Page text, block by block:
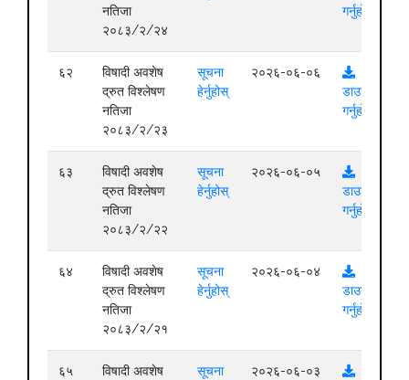
नतिजा
२०८३/२/२४
गर्नुहोस्
६२
विषादी अवशेष
द्रुत विश्लेषण
नतिजा
२०८३/२/२३
सूचना
हेर्नुहोस्
२०२६-०६-०६
डाउनलोड
गर्नुहोस्
६३
विषादी अवशेष
द्रुत विश्लेषण
नतिजा
२०८३/२/२२
सूचना
हेर्नुहोस्
२०२६-०६-०५
डाउनलोड
गर्नुहोस्
६४
विषादी अवशेष
द्रुत विश्लेषण
नतिजा
२०८३/२/२१
सूचना
हेर्नुहोस्
२०२६-०६-०४
डाउनलोड
गर्नुहोस्
६५
विषादी अवशेष
सूचना
२०२६-०६-०३